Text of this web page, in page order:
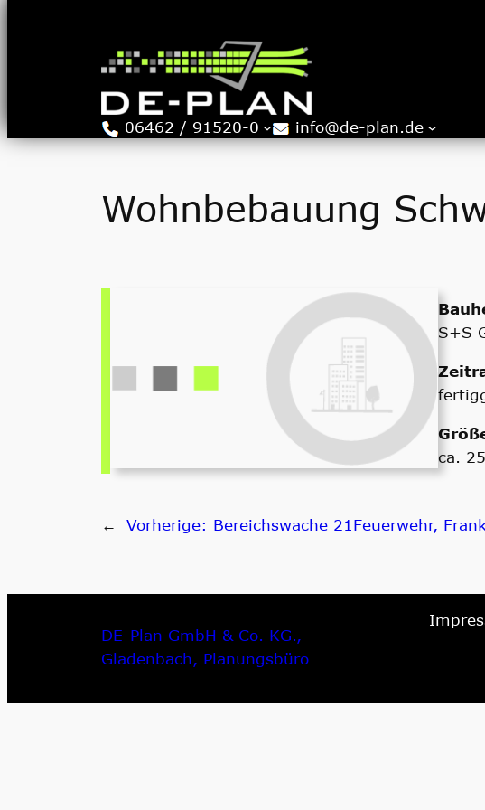
06462 / 91520-0 info@de-plan.de
Wohnbebauung
S+S
ca.
← Vorherige: Bereichswache 21Feuerwehr,
DE-Plan GmbH & Co. KG.,
Gladenbach, Planungsbüro